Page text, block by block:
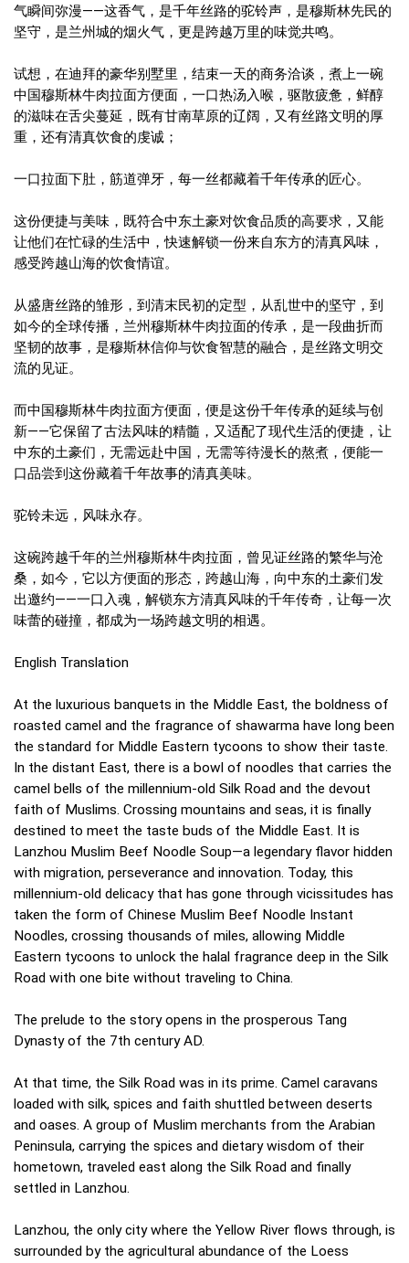
气瞬间弥漫——这香气，是千年丝路的驼铃声，是穆斯林先民的
坚守，是兰州城的烟火气，更是跨越万里的味觉共鸣。
试想，在迪拜的豪华别墅里，结束一天的商务洽谈，煮上一碗
中国穆斯林牛肉拉面方便面，一口热汤入喉，驱散疲惫，鲜醇
的滋味在舌尖蔓延，既有甘南草原的辽阔，又有丝路文明的厚
重，还有清真饮食的虔诚；
一口拉面下肚，筋道弹牙，每一丝都藏着千年传承的匠心。
这份便捷与美味，既符合中东土豪对饮食品质的高要求，又能
让他们在忙碌的生活中，快速解锁一份来自东方的清真风味，
感受跨越山海的饮食情谊。
从盛唐丝路的雏形，到清末民初的定型，从乱世中的坚守，到
如今的全球传播，兰州穆斯林牛肉拉面的传承，是一段曲折而
坚韧的故事，是穆斯林信仰与饮食智慧的融合，是丝路文明交
流的见证。
而中国穆斯林牛肉拉面方便面，便是这份千年传承的延续与创
新——它保留了古法风味的精髓，又适配了现代生活的便捷，让
中东的土豪们，无需远赴中国，无需等待漫长的熬煮，便能一
口品尝到这份藏着千年故事的清真美味。
驼铃未远，风味永存。
这碗跨越千年的兰州穆斯林牛肉拉面，曾见证丝路的繁华与沧
桑，如今，它以方便面的形态，跨越山海，向中东的土豪们发
出邀约——一口入魂，解锁东方清真风味的千年传奇，让每一次
味蕾的碰撞，都成为一场跨越文明的相遇。
English Translation
At the luxurious banquets in the Middle East, the boldness of
roasted camel and the fragrance of shawarma have long been
the standard for Middle Eastern tycoons to show their taste.
In the distant East, there is a bowl of noodles that carries the
camel bells of the millennium-old Silk Road and the devout
faith of Muslims. Crossing mountains and seas, it is finally
destined to meet the taste buds of the Middle East. It is
Lanzhou Muslim Beef Noodle Soup—a legendary flavor hidden
with migration, perseverance and innovation. Today, this
millennium-old delicacy that has gone through vicissitudes has
taken the form of Chinese Muslim Beef Noodle Instant
Noodles, crossing thousands of miles, allowing Middle
Eastern tycoons to unlock the halal fragrance deep in the Silk
Road with one bite without traveling to China.
The prelude to the story opens in the prosperous Tang
Dynasty of the 7th century AD.
At that time, the Silk Road was in its prime. Camel caravans
loaded with silk, spices and faith shuttled between deserts
and oases. A group of Muslim merchants from the Arabian
Peninsula, carrying the spices and dietary wisdom of their
hometown, traveled east along the Silk Road and finally
settled in Lanzhou.
Lanzhou, the only city where the Yellow River flows through, is
surrounded by the agricultural abundance of the Loess